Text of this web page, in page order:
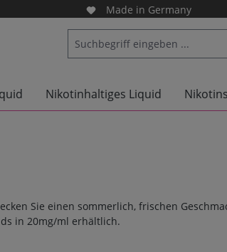
Made in Germany
Nikotinhaltiges Liquid
Sie einen sommerlich, frischen
in 20mg/ml erhältlich.